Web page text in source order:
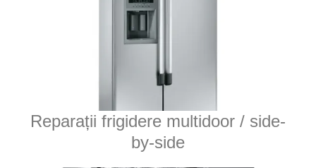
Reparații frigidere multidoor / side-
by-side